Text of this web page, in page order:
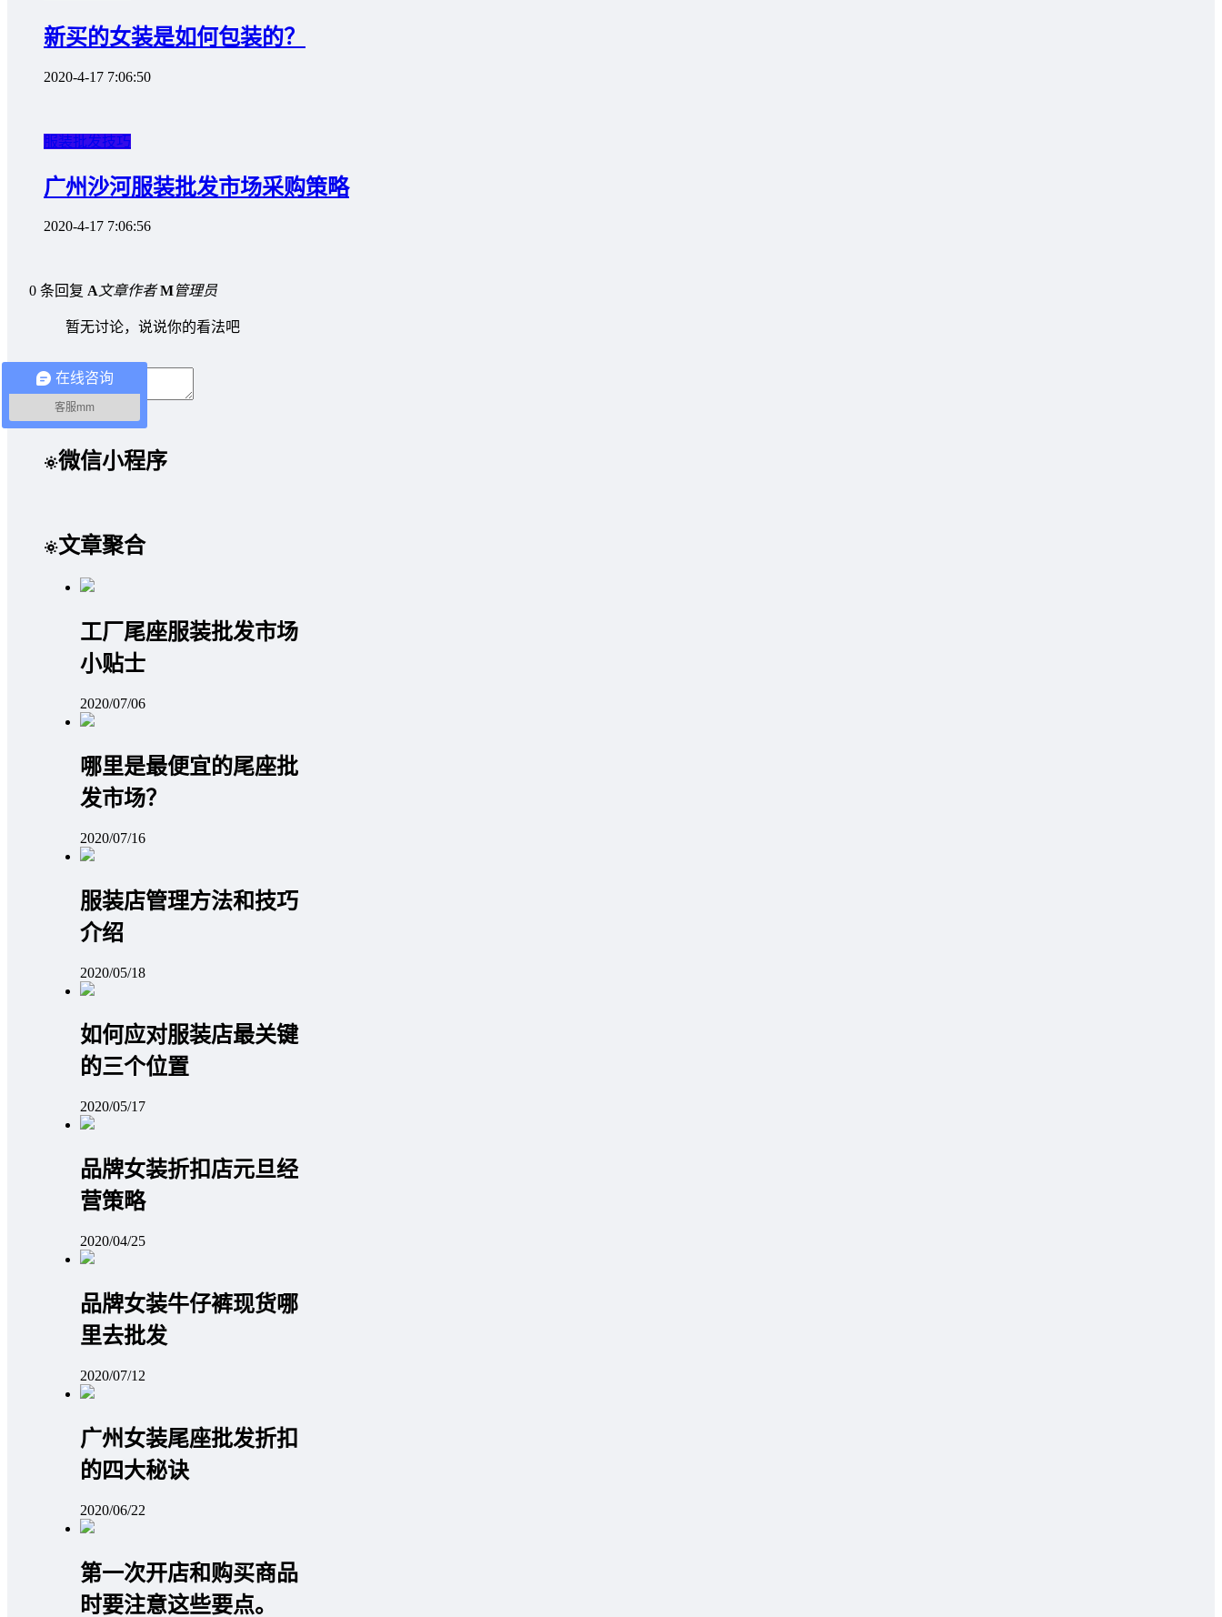
新买的女装是如何包装的？
2020-4-17 7:06:50
服装批发技巧
广州沙河服装批发市场采购策略
2020-4-17 7:06:56
0 条回复 A文章作者 M管理员
暂无讨论，说说你的看法吧
取消回复
微信小程序
文章聚合
工厂尾座服装批发市场
小贴士
2020/07/06
哪里是最便宜的尾座批
发市场？
2020/07/16
服装店管理方法和技巧
介绍
2020/05/18
如何应对服装店最关键
的三个位置
2020/05/17
品牌女装折扣店元旦经
营策略
2020/04/25
品牌女装牛仔裤现货哪
里去批发
2020/07/12
广州女装尾座批发折扣
的四大秘诀
2020/06/22
第一次开店和购买商品
时要注意这些要点。
在线咨询
客服mm